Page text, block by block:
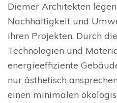
Diemer Architekten
Nachhaltigkeit und
ihren Projekten. Durch
Technologien und
energieeffiziente
nur ästhetisch
einen minimalen